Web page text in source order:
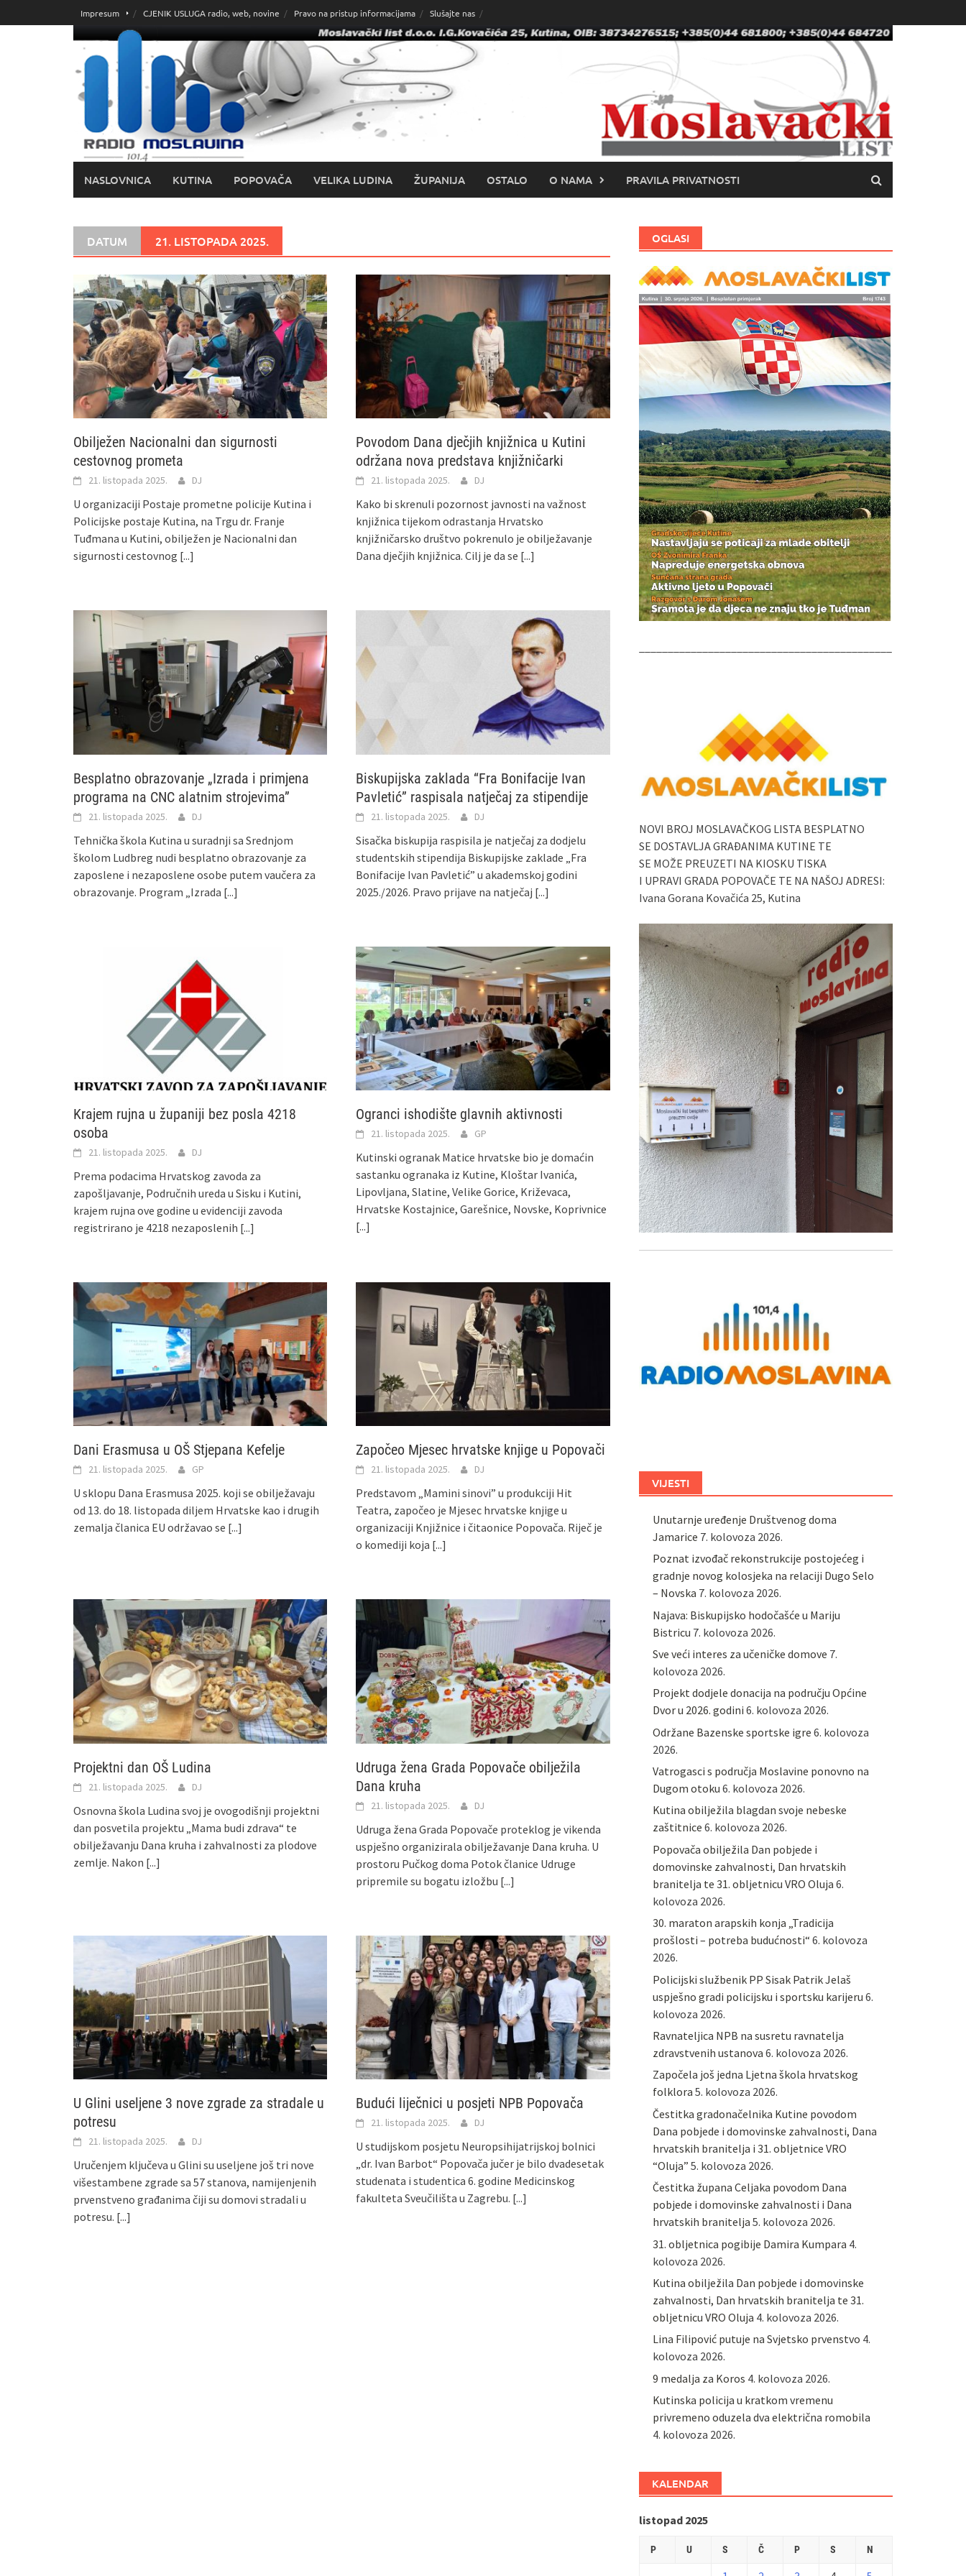
do
Impresum CJENIK USLUGA radio, web, novine Pravo na pristup informacijama Slušajte nas
NASLOVNICA KUTINA POPOVAČA VELIKA LUDINA ŽUPANIJA OSTALO O NAMA PRAVILA PRIVATNOSTI
DATUM 21. LISTOPADA 2025.
Obilježen Nacionalni dan sigurnosti
cestovnog prometa
21. listopada 2025. DJ
U organizaciji Postaje prometne policije Kutina i
Policijske postaje Kutina, na Trgu dr. Franje
Tuđmana u Kutini, obilježen je Nacionalni dan
sigurnosti cestovnog [...]
Povodom Dana dječjih knjižnica u Kutini
održana nova predstava knjižničarki
21. listopada 2025. DJ
Kako bi skrenuli pozornost javnosti na važnost
knjižnica tijekom odrastanja Hrvatsko
knjižničarsko društvo pokrenulo je obilježavanje
Dana dječjih knjižnica. Cilj je da se [...]
Besplatno obrazovanje „Izrada i primjena
programa na CNC alatnim strojevima”
21. listopada 2025. DJ
Tehnička škola Kutina u suradnji sa Srednjom
školom Ludbreg nudi besplatno obrazovanje za
zaposlene i nezaposlene osobe putem vaučera za
obrazovanje. Program „Izrada [...]
Biskupijska zaklada “Fra Bonifacije Ivan
Pavletić” raspisala natječaj za stipendije
21. listopada 2025. DJ
Sisačka biskupija raspisila je natječaj za dodjelu
studentskih stipendija Biskupijske zaklade „Fra
Bonifacije Ivan Pavletić” u akademskoj godini
2025./2026. Pravo prijave na natječaj [...]
Krajem rujna u županiji bez posla 4218
osoba
21. listopada 2025. DJ
Prema podacima Hrvatskog zavoda za
zapošljavanje, Područnih ureda u Sisku i Kutini,
krajem rujna ove godine u evidenciji zavoda
registrirano je 4218 nezaposlenih [...]
Ogranci ishodište glavnih aktivnosti
21. listopada 2025. GP
Kutinski ogranak Matice hrvatske bio je domaćin
sastanku ogranaka iz Kutine, Kloštar Ivanića,
Lipovljana, Slatine, Velike Gorice, Križevaca,
Hrvatske Kostajnice, Garešnice, Novske, Koprivnice
[...]
Dani Erasmusa u OŠ Stjepana Kefelje
21. listopada 2025. GP
U sklopu Dana Erasmusa 2025. koji se obilježavaju
od 13. do 18. listopada diljem Hrvatske kao i drugih
zemalja članica EU održavao se [...]
Započeo Mjesec hrvatske knjige u Popovači
21. listopada 2025. DJ
Predstavom „Mamini sinovi” u produkciji Hit
Teatra, započeo je Mjesec hrvatske knjige u
organizaciji Knjižnice i čitaonice Popovača. Riječ je
o komediji koja [...]
Projektni dan OŠ Ludina
21. listopada 2025. DJ
Osnovna škola Ludina svoj je ovogodišnji projektni
dan posvetila projektu „Mama budi zdrava“ te
obilježavanju Dana kruha i zahvalnosti za plodove
zemlje. Nakon [...]
Udruga žena Grada Popovače obilježila
Dana kruha
21. listopada 2025. DJ
Udruga žena Grada Popovače proteklog je vikenda
uspješno organizirala obilježavanje Dana kruha. U
prostoru Pučkog doma Potok članice Udruge
pripremile su bogatu izložbu [...]
U Glini useljene 3 nove zgrade za stradale u
potresu
21. listopada 2025. DJ
Uručenjem ključeva u Glini su useljene još tri nove
višestambene zgrade sa 57 stanova, namijenjenih
prvenstveno građanima čiji su domovi stradali u
potresu. [...]
Budući liječnici u posjeti NPB Popovača
21. listopada 2025. DJ
U studijskom posjetu Neuropsihijatrijskoj bolnici
„dr. Ivan Barbot“ Popovača jučer je bilo dvadesetak
studenata i studentica 6. godine Medicinskog
fakulteta Sveučilišta u Zagrebu. [...]
OGLASI
NOVI BROJ MOSLAVAČKOG LISTA BESPLATNO
SE DOSTAVLJA GRAĐANIMA KUTINE TE
SE MOŽE PREUZETI NA KIOSKU TISKA
I UPRAVI GRADA POPOVAČE TE NA NAŠOJ ADRESI:
Ivana Gorana Kovačića 25, Kutina
VIJESTI
Unutarnje uređenje Društvenog doma
Jamarice 7. kolovoza 2026.
Poznat izvođač rekonstrukcije postojećeg i
gradnje novog kolosjeka na relaciji Dugo Selo
– Novska 7. kolovoza 2026.
Najava: Biskupijsko hodočašće u Mariju
Bistricu 7. kolovoza 2026.
Sve veći interes za učeničke domove 7.
kolovoza 2026.
Projekt dodjele donacija na području Općine
Dvor u 2026. godini 6. kolovoza 2026.
Održane Bazenske sportske igre 6. kolovoza
2026.
Vatrogasci s područja Moslavine ponovno na
Dugom otoku 6. kolovoza 2026.
Kutina obilježila blagdan svoje nebeske
zaštitnice 6. kolovoza 2026.
Popovača obilježila Dan pobjede i
domovinske zahvalnosti, Dan hrvatskih
branitelja te 31. obljetnicu VRO Oluja 6.
kolovoza 2026.
30. maraton arapskih konja „Tradicija
prošlosti – potreba budućnosti“ 6. kolovoza
2026.
Policijski službenik PP Sisak Patrik Jelaš
uspješno gradi policijsku i sportsku karijeru 6.
kolovoza 2026.
Ravnateljica NPB na susretu ravnatelja
zdravstvenih ustanova 6. kolovoza 2026.
Započela još jedna Ljetna škola hrvatskog
folklora 5. kolovoza 2026.
Čestitka gradonačelnika Kutine povodom
Dana pobjede i domovinske zahvalnosti, Dana
hrvatskih branitelja i 31. obljetnice VRO
“Oluja” 5. kolovoza 2026.
Čestitka župana Celjaka povodom Dana
pobjede i domovinske zahvalnosti i Dana
hrvatskih branitelja 5. kolovoza 2026.
31. obljetnica pogibije Damira Kumpara 4.
kolovoza 2026.
Kutina obilježila Dan pobjede i domovinske
zahvalnosti, Dan hrvatskih branitelja te 31.
obljetnicu VRO Oluja 4. kolovoza 2026.
Lina Filipović putuje na Svjetsko prvenstvo 4.
kolovoza 2026.
9 medalja za Koros 4. kolovoza 2026.
Kutinska policija u kratkom vremenu
privremeno oduzela dva električna romobila
4. kolovoza 2026.
KALENDAR
listopad 2025
P U S Č P S N